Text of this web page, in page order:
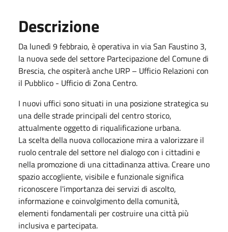
Descrizione
Da lunedì 9 febbraio, è operativa in via San Faustino 3,
la nuova sede del settore Partecipazione del Comune di
Brescia, che ospiterà anche URP – Ufficio Relazioni con
il Pubblico - Ufficio di Zona Centro.
I nuovi uffici sono situati in una posizione strategica su
una delle strade principali del centro storico,
attualmente oggetto di riqualificazione urbana.
La scelta della nuova collocazione mira a valorizzare il
ruolo centrale del settore nel dialogo con i cittadini e
nella promozione di una cittadinanza attiva. Creare uno
spazio accogliente, visibile e funzionale significa
riconoscere l'importanza dei servizi di ascolto,
informazione e coinvolgimento della comunità,
elementi fondamentali per costruire una città più
inclusiva e partecipata.